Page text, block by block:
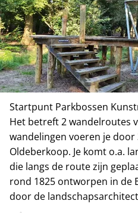
Startpunt Parkbossen
Het betreft 2 wandelroutes
wandelingen voeren je door
Oldeberkoop. Je komt o.a.
die langs de route zijn
rond 1825 ontworpen in de
door de